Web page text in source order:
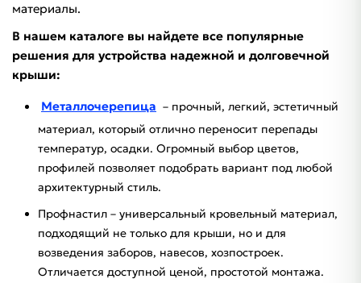
материалы.
В нашем каталоге вы найдете все популярные
решения для устройства надежной и долговечной
крыши:
Металлочерепица – прочный, легкий, эстетичный
материал, который отлично переносит перепады
температур, осадки. Огромный выбор цветов,
профилей позволяет подобрать вариант под любой
архитектурный стиль.
Профнастил – универсальный кровельный материал,
подходящий не только для крыши, но и для
возведения заборов, навесов, хозпостроек.
Отличается доступной ценой, простотой монтажа.